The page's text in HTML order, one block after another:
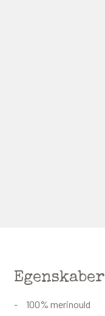
Egenskaber
100% merinould